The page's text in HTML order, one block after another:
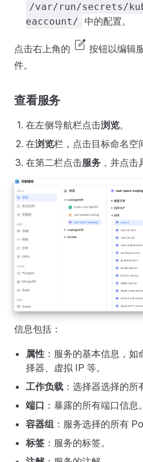
/var/run/secrets/
eaccount/
中的配置。
点击右上角的 edit_square 按钮以编辑
件。
查看服务
在左侧导航栏点击浏览。
在浏览栏，点击目标命名空
在第二栏点击服务 ，并点击
信息包括：
属性 ：服务的基本信息，
择器、虚拟 IP 等。
工作负载 ：选择器选择的所
端口 ：暴露的所有端口信息。
容器组 ：服务选择的所有
标签 ：服务的标签。